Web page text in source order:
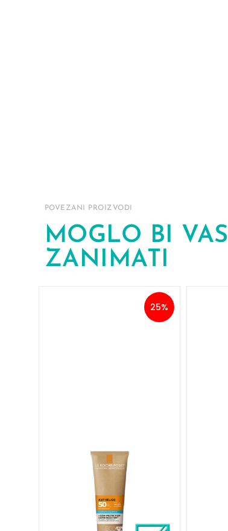
POVEZANI PROIZVODI
MOGLO BI VAS
ZANIMATI
25%